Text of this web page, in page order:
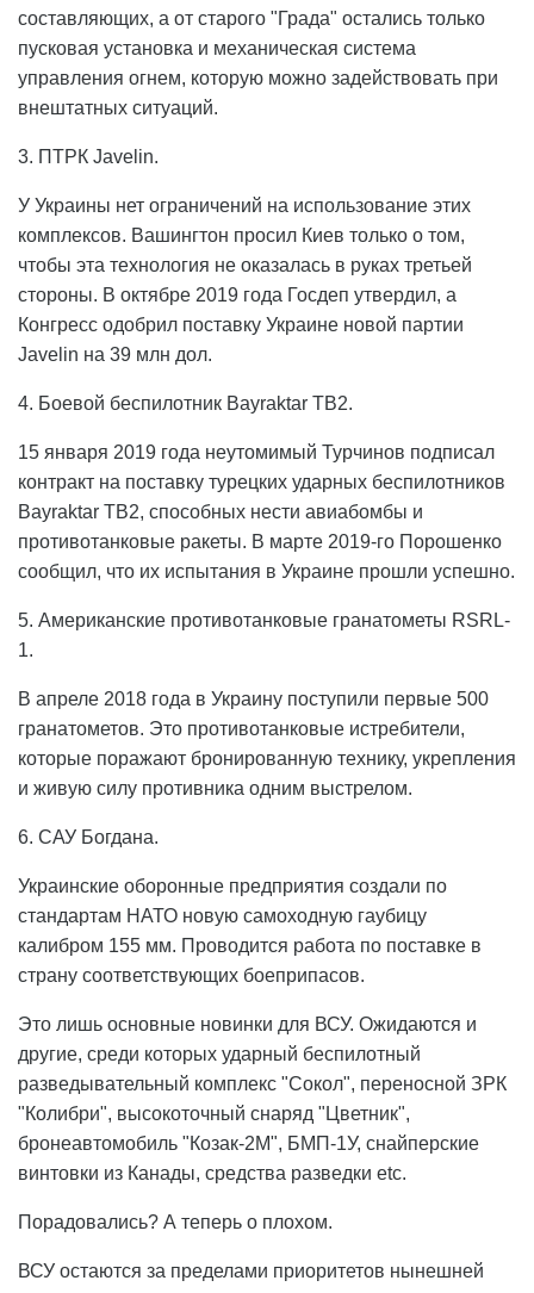
составляющих, а от старого "Града" остались только
пусковая установка и механическая система
управления огнем, которую можно задействовать при
внештатных ситуаций.
3. ПТРК Javelin.
У Украины нет ограничений на использование этих
комплексов. Вашингтон просил Киев только о том,
чтобы эта технология не оказалась в руках третьей
стороны. В октябре 2019 года Госдеп утвердил, а
Конгресс одобрил поставку Украине новой партии
Javelin на 39 млн дол.
4. Боевой беспилотник Bayraktar TB2.
15 января 2019 года неутомимый Турчинов подписал
контракт на поставку турецких ударных беспилотников
Bayraktar TB2, способных нести авиабомбы и
противотанковые ракеты. В марте 2019-го Порошенко
сообщил, что их испытания в Украине прошли успешно.
5. Американские противотанковые гранатометы RSRL-
1.
В апреле 2018 года в Украину поступили первые 500
гранатометов. Это противотанковые истребители,
которые поражают бронированную технику, укрепления
и живую силу противника одним выстрелом.
6. САУ Богдана.
Украинские оборонные предприятия создали по
стандартам НАТО новую самоходную гаубицу
калибром 155 мм. Проводится работа по поставке в
страну соответствующих боеприпасов.
Это лишь основные новинки для ВСУ. Ожидаются и
другие, среди которых ударный беспилотный
разведывательный комплекс "Сокол", переносной ЗРК
"Колибри", высокоточный снаряд "Цветник",
бронеавтомобиль "Козак-2М", БМП-1У, снайперские
винтовки из Канады, средства разведки etc.
Порадовались? А теперь о плохом.
ВСУ остаются за пределами приоритетов нынешней